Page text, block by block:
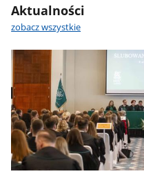
Aktualności
zobacz wszystkie